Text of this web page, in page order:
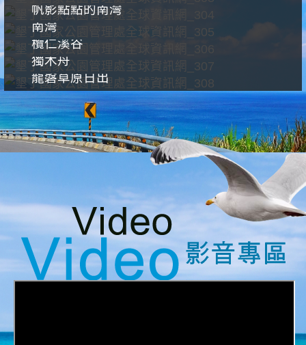
帆影點點的南灣
南灣
欖仁溪谷
獨木舟
龍磐草原日出